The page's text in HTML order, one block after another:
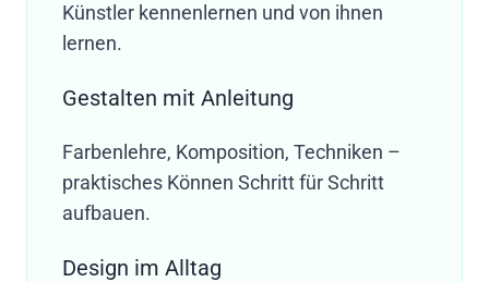
Künstler kennenlernen und von ihnen
lernen.
Gestalten mit Anleitung
Farbenlehre, Komposition, Techniken –
praktisches Können Schritt für Schritt
aufbauen.
Design im Alltag